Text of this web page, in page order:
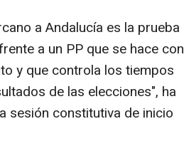
a Andalucía es la prueba
a un PP que se hace con
y que controla los tiempos
de las elecciones", ha
sesión constitutiva de inicio